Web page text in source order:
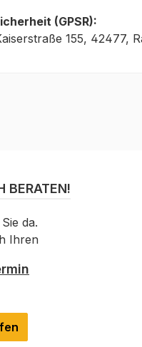
(GPSR):
155, 42477,
BERATEN!
da.
Ihren